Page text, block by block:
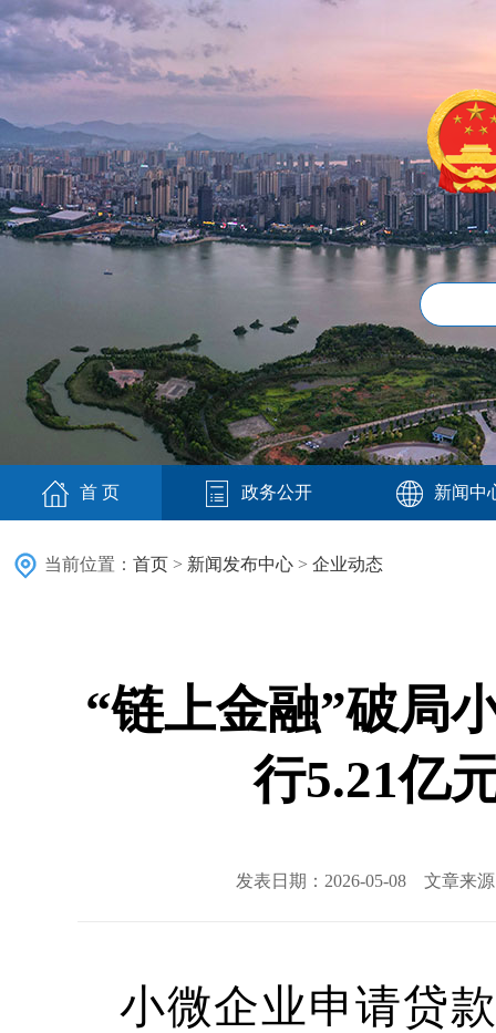
首 页 政务公开 新闻中
当前位置： 首页 > 新闻发布中心 > 企业动态
“链上金融”破局
行5.21亿
发表日期：2026-05-08 文章来
小微企业申请贷